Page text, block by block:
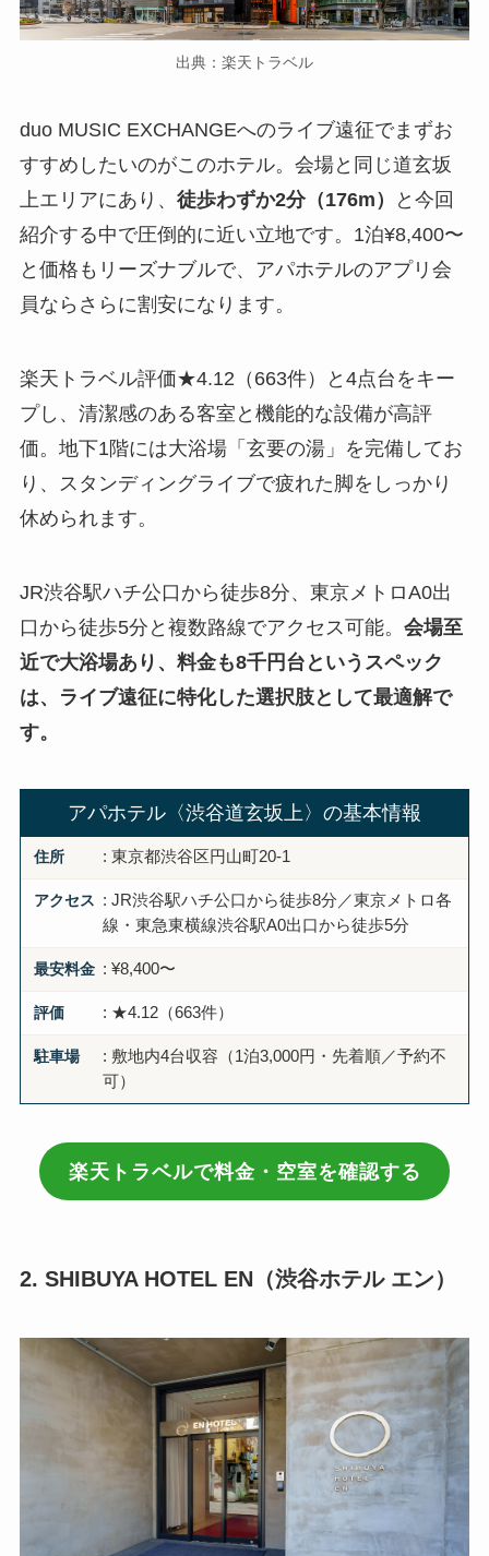
出典：楽天トラベル
duo MUSIC EXCHANGEへのライブ遠征でまずお
すすめしたいのがこのホテル。会場と同じ道玄坂
上エリアにあり、 徒歩わずか2分（176m）
と今回
紹介する中で圧倒的に近い立地です。1泊¥8,400〜
と価格もリーズナブルで、アパホテルのアプリ会
員ならさらに割安になります。
楽天トラベル評価★4.12（663件）と4点台をキー
プし、清潔感のある客室と機能的な設備が高評
価。地下1階には大浴場「玄要の湯」を完備してお
り、スタンディングライブで疲れた脚をしっかり
休められます。
JR渋谷駅ハチ公口から徒歩8分、東京メトロA0出
口から徒歩5分と複数路線でアクセス可能。 会場至
近で大浴場あり、料金も8千円台というスペック
は、ライブ遠征に特化した選択肢として最適解で
す。
アパホテル〈渋谷道玄坂上〉の基本情報
住所 : 東京都渋谷区円山町20-1
アクセス : JR渋谷駅ハチ公口から徒歩8分／東京メトロ各
線・東急東横線渋谷駅A0出口から徒歩5分
最安料金 : ¥8,400〜
評価 : ★4.12（663件）
駐車場
: 敷地内4台収容（1泊3,000円・先着順／予約不
可）
楽天トラベルで料金・空室を確認する
2. SHIBUYA HOTEL EN（渋谷ホテル エン）